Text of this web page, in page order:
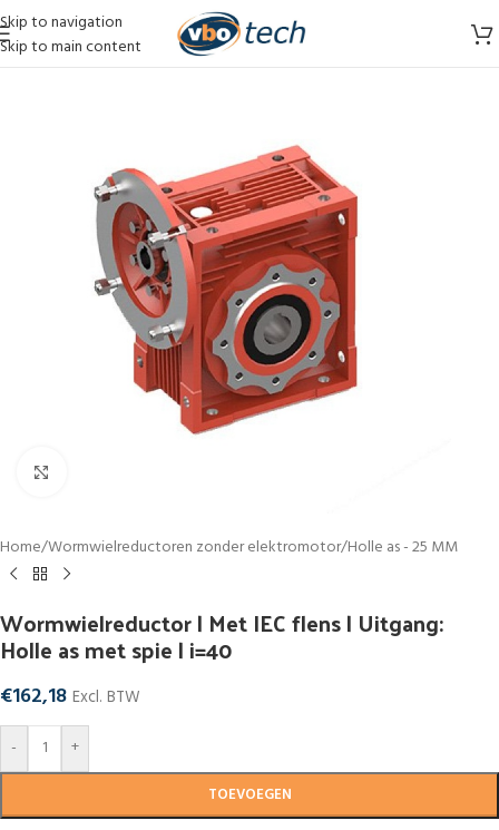
Skip to navigation
Skip to main content
Home/Wormwielreductoren zonder elektromotor/Holle as - 25 MM
Wormwielreductor | Met IEC flens | Uitgang:
Holle as met spie | i=40
€162,18 Excl. BTW
-
+
TOEVOEGEN